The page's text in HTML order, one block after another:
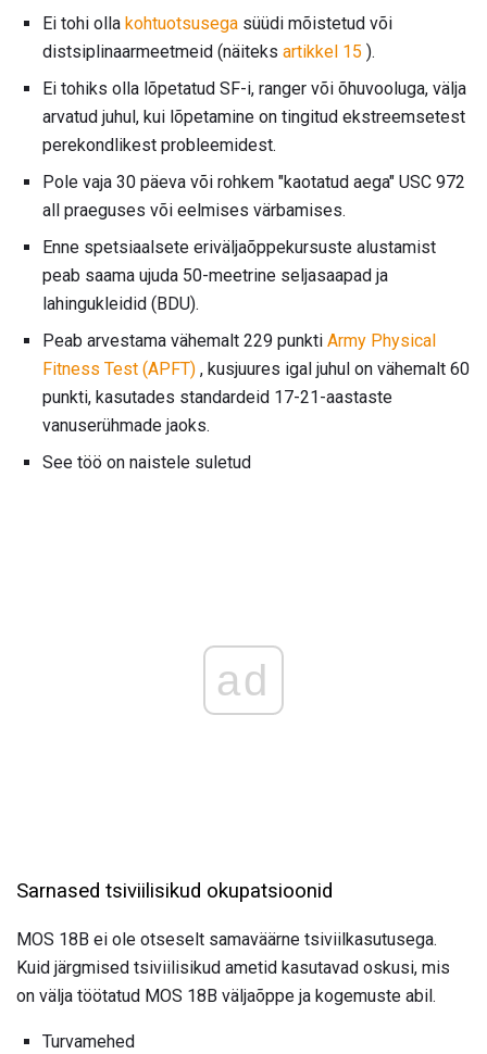
Ei tohi olla kohtuotsusega süüdi mõistetud või
distsiplinaarmeetmeid (näiteks artikkel 15 ).
Ei tohiks olla lõpetatud SF-i, ranger või õhuvooluga, välja
arvatud juhul, kui lõpetamine on tingitud ekstreemsetest
perekondlikest probleemidest.
Pole vaja 30 päeva või rohkem "kaotatud aega" USC 972
all praeguses või eelmises värbamises.
Enne spetsiaalsete eriväljaõppekursuste alustamist
peab saama ujuda 50-meetrine seljasaapad ja
lahingukleidid (BDU).
Peab arvestama vähemalt 229 punkti Army Physical
Fitness Test (APFT) , kusjuures igal juhul on vähemalt 60
punkti, kasutades standardeid 17-21-aastaste
vanuserühmade jaoks.
See töö on naistele suletud
ad
Sarnased tsiviilisikud okupatsioonid
MOS 18B ei ole otseselt samaväärne tsiviilkasutusega.
Kuid järgmised tsiviilisikud ametid kasutavad oskusi, mis
on välja töötatud MOS 18B väljaõppe ja kogemuste abil.
Turvamehed